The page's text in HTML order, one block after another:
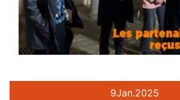
9Jan.2025